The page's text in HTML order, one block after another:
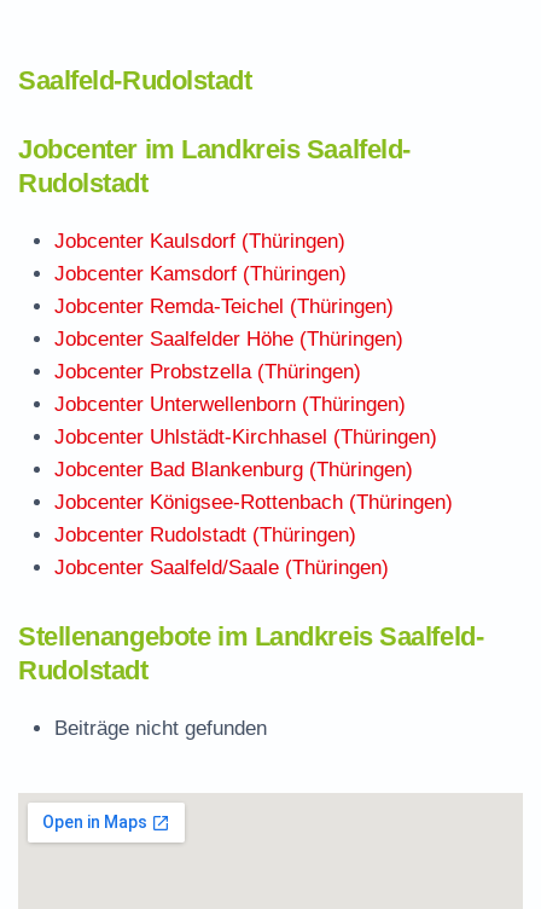
Saalfeld-Rudolstadt
Jobcenter im Landkreis Saalfeld-
Rudolstadt
Jobcenter Kaulsdorf (Thüringen)
Jobcenter Kamsdorf (Thüringen)
Jobcenter Remda-Teichel (Thüringen)
Jobcenter Saalfelder Höhe (Thüringen)
Jobcenter Probstzella (Thüringen)
Jobcenter Unterwellenborn (Thüringen)
Jobcenter Uhlstädt-Kirchhasel (Thüringen)
Jobcenter Bad Blankenburg (Thüringen)
Jobcenter Königsee-Rottenbach (Thüringen)
Jobcenter Rudolstadt (Thüringen)
Jobcenter Saalfeld/Saale (Thüringen)
Stellenangebote im Landkreis Saalfeld-
Rudolstadt
Beiträge nicht gefunden